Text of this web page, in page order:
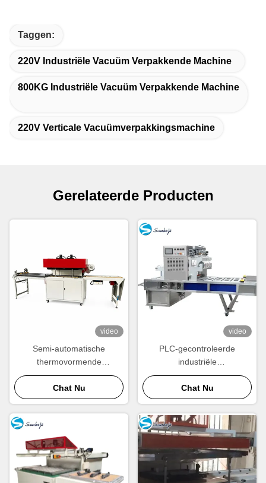
Taggen:
220V Industriële Vacuüm Verpakkende Machine
800KG Industriële Vacuüm Verpakkende Machine
220V Verticale Vacuümverpakkingsmachine
Gerelateerde Producten
video
Semi-automatische
thermovormende
vacuümvormende machine
voor verpakkingsindustrie
Chat Nu
video
PLC-gecontroleerde
industriële
vacuümverpakkingsmachine
3000pcsH
Chat Nu